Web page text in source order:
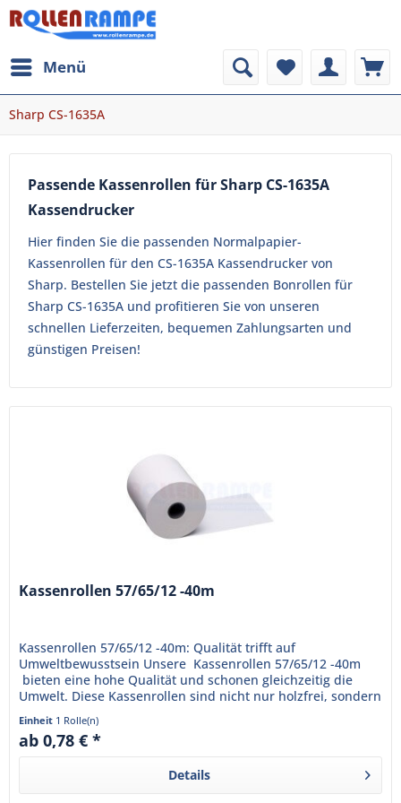
Menü
Sharp CS-1635A
Passende Kassenrollen für Sharp CS-1635A
Kassendrucker
Hier finden Sie die passenden Normalpapier-
Kassenrollen für den CS-1635A Kassendrucker von
Sharp. Bestellen Sie jetzt die passenden Bonrollen für
Sharp CS-1635A und profitieren Sie von unseren
schnellen Lieferzeiten, bequemen Zahlungsarten und
günstigen Preisen!
Kassenrollen 57/65/12 -40m
Kassenrollen 57/65/12 -40m: Qualität trifft auf
Umweltbewusstsein Unsere Kassenrollen 57/65/12 -40m
bieten eine hohe Qualität und schonen gleichzeitig die
Umwelt. Diese Kassenrollen sind nicht nur holzfrei, sondern
auch...
Einheit 1 Rolle(n)
ab 0,78 € *
Details